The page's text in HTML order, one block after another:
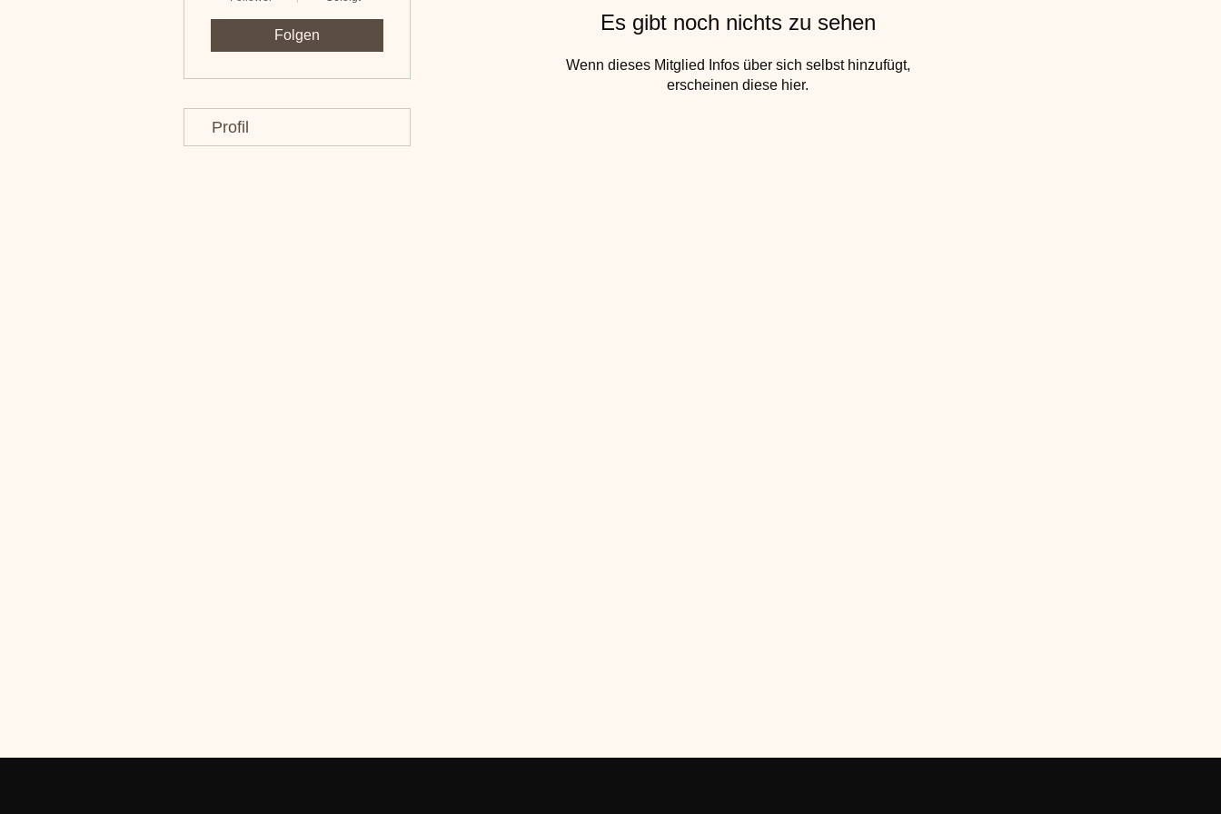
Es gibt noch nichts zu sehen
Wenn dieses Mitglied Infos über sich selbst hinzufügt,
erscheinen diese hier.
Folgen
Profil